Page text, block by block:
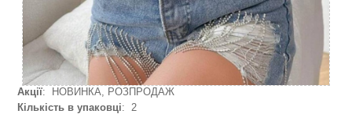
Акції: НОВИНКА, РОЗПРОДАЖ
Кількість в упаковці: 2